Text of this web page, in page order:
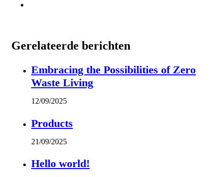
Gerelateerde berichten
Embracing the Possibilities of Zero
Waste Living
12/09/2025
Products
21/09/2025
Hello world!